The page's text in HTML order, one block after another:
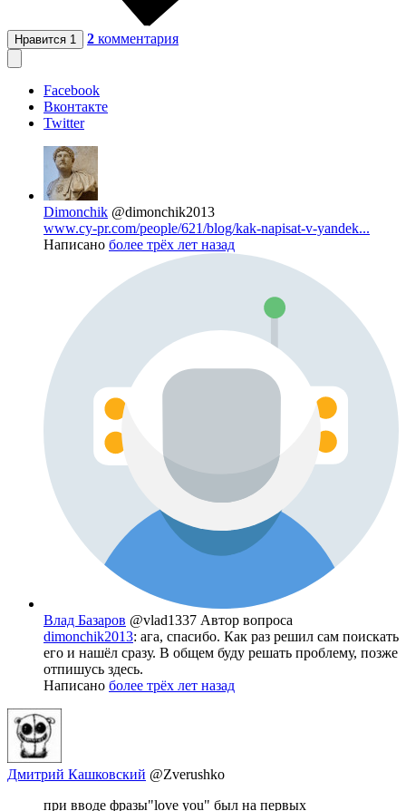
Нравится 1 2 комментария
Facebook
Вконтакте
Twitter
Dimonchik @dimonchik2013
www.cy-pr.com/people/621/blog/kak-napisat-v-yandek...
Написано более трёх лет назад
Влад Базаров @vlad1337 Автор вопроса
dimonchik2013: ага, спасибо. Как раз решил сам поискать
его и нашёл сразу. В общем буду решать проблему, позже
отпишусь здесь.
Написано более трёх лет назад
Дмитрий Кашковский @Zverushko
при вводе фразы"love you" был на первых